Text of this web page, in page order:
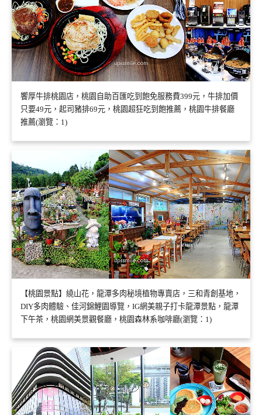
饗厚牛排桃園店，桃園自助百匯吃到飽免服務費399元，牛排加價
只要49元，起司豬排69元，桃園超狂吃到飽推薦，桃園牛排餐廳
推薦(瀏覽：1)
【桃園景點】繞山花，龍潭多肉秘境植物專賣店，三和青創基地，
DIY多肉體驗、佳河錦鯉園導覽，IG網美親子打卡龍潭景點，龍潭
下午茶，桃園網美景觀餐廳，桃園森林系咖啡廳(瀏覽：1)